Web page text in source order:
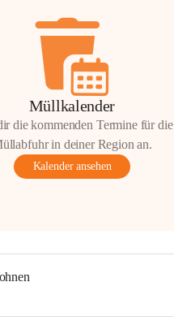
Müllkalender
die kommenden Termine für die
in deiner Region an.
Kalender ansehen